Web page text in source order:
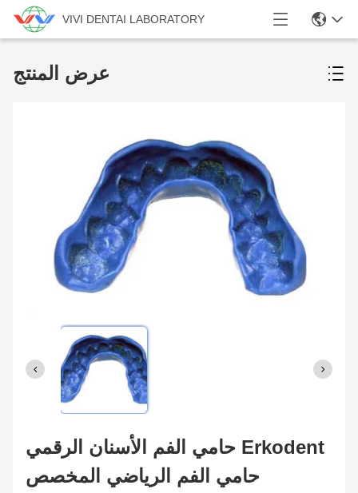
VIVI DENTAI LABORATORY
عرض المنتج
حامي الفم الأسنان الرقمي Erkodent
حامي الفم الرياضي المخصص